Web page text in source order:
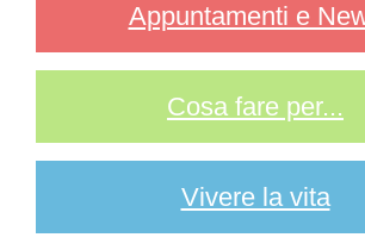
Appuntamenti e
Cosa fare per...
Vivere la vita